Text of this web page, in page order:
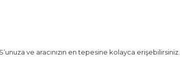
ve aracınızın en tepesine kolayca erişebilirsiniz.